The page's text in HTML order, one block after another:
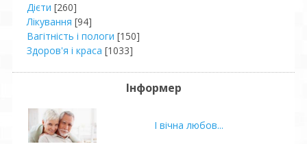
Дієти [260]
Лікування [94]
Вагітність і пологи [150]
Здоров'я і краса [1033]
Інформер
І вічна любов...